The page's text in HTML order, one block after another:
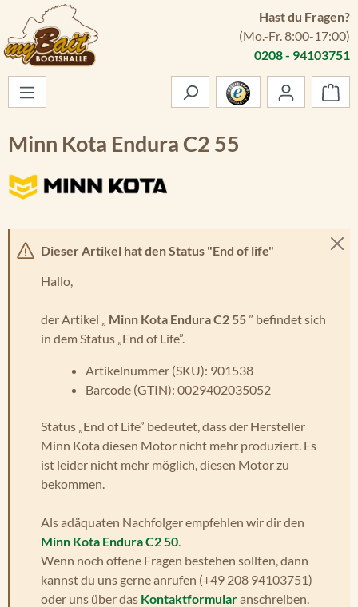
Zum Hauptinhalt springen
Hast du Fragen?
(Mo.-Fr. 8:00-17:00)
0208 - 94103751
Minn Kota Endura C2 55
Dieser Artikel hat den Status "End of life"
Hallo,
der Artikel „ Minn Kota Endura C2 55 ” befindet sich
in dem Status „End of Life”.
Artikelnummer (SKU): 901538
Barcode (GTIN): 0029402035052
Status „End of Life” bedeutet, dass der Hersteller
Minn Kota diesen Motor nicht mehr produziert. Es
ist leider nicht mehr möglich, diesen Motor zu
bekommen.
Als adäquaten Nachfolger empfehlen wir dir den
Minn Kota Endura C2 50.
Wenn noch offene Fragen bestehen sollten, dann
kannst du uns gerne anrufen (+49 208 94103751)
oder uns über das Kontaktformularanschreiben.